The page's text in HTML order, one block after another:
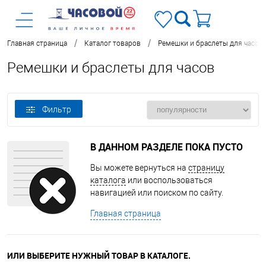
Главная страница / Каталог товаров / Ремешки и браслеты для часов
Ремешки и браслеты для часов
Фильтр
В ДАННОМ РАЗДЕЛЕ ПОКА ПУСТО
Вы можете вернуться на страницу
каталога или воспользоваться
навигацией или поиском по сайту.
Главная страница
ИЛИ ВЫБЕРИТЕ НУЖНЫЙ ТОВАР В КАТАЛОГЕ.